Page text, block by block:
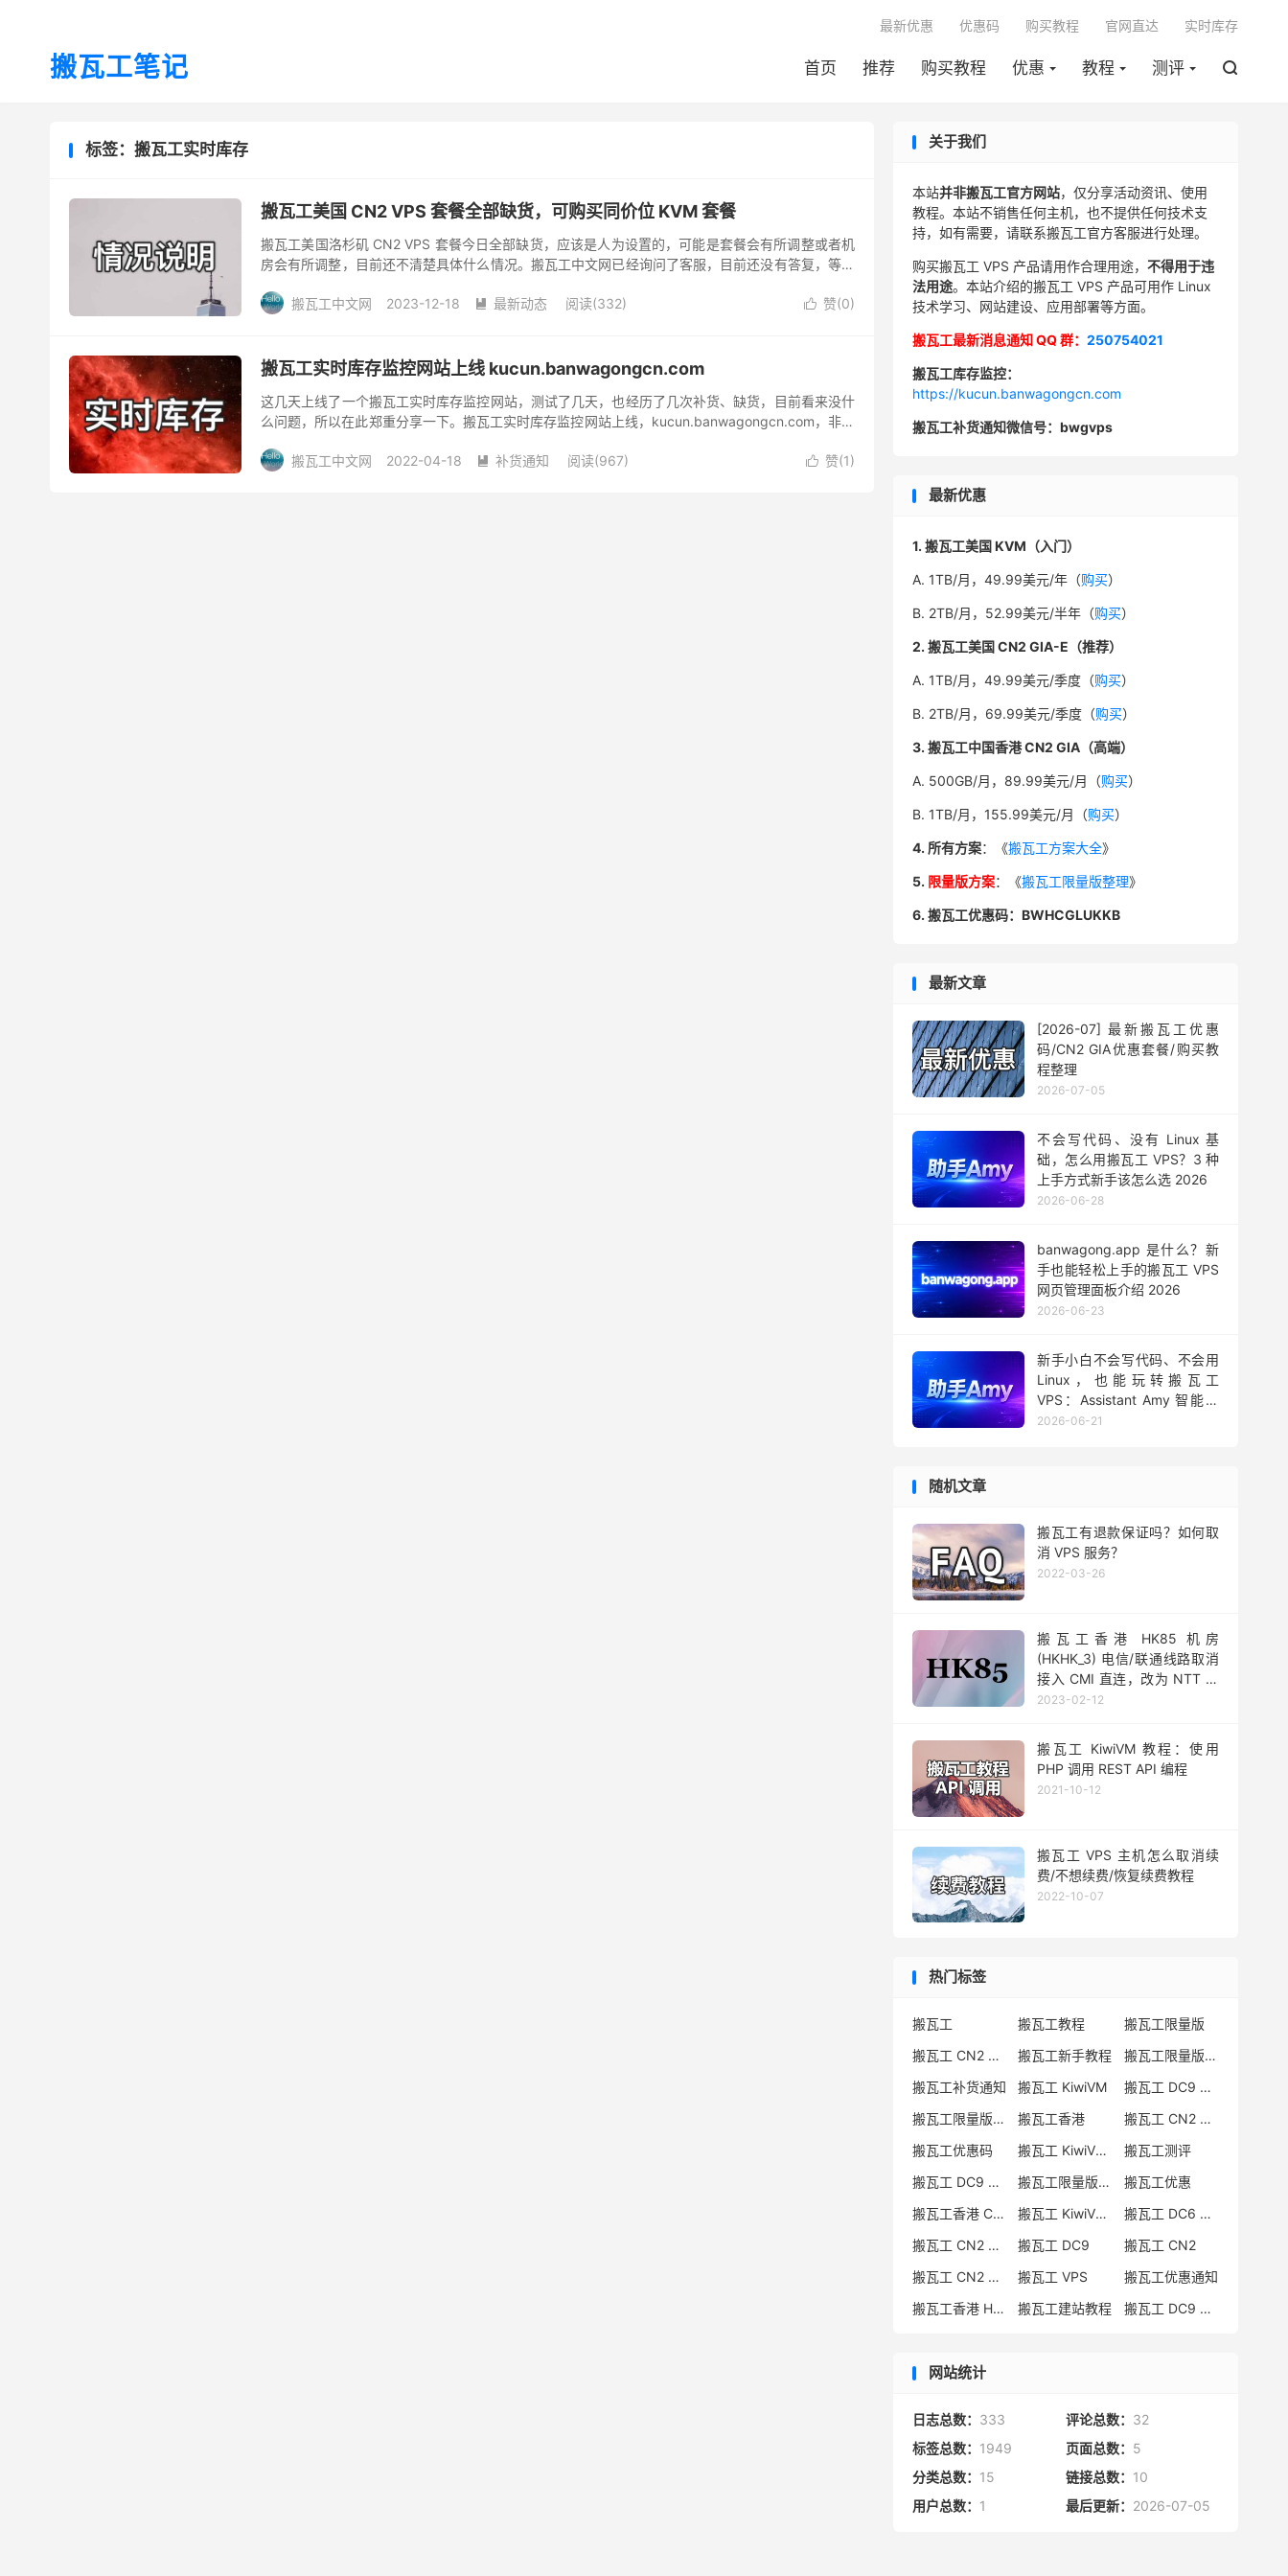
搬瓦工笔记 首页 推荐 购买教程 优惠 教程 测评 
最新优惠 优惠码 购买教程 官网直达 实时库存
标签：搬瓦工实时库存
搬瓦工美国 CN2 VPS 套餐全部缺货，可购买同价位 KVM 套餐
搬瓦工美国洛杉矶 CN2 VPS 套餐今日全部缺货，应该是人为设置的，可能是套餐会有所调整或者机
房会有所调整，目前还不清楚具体什么情况。搬瓦工中文网已经询问了客服，目前还没有答复，等有
搬瓦工中文网
2023-12-18  最新动态 阅读(332)  赞(0)
搬瓦工实时库存监控网站上线 kucun.banwagongcn.com
这几天上线了一个搬瓦工实时库存监控网站，测试了几天，也经历了几次补货、缺货，目前看来没什
么问题，所以在此郑重分享一下。搬瓦工实时库存监控网站上线，kucun.banwagongcn.com，非常
搬瓦工中文网
2022-04-18  补货通知 阅读(967)  赞(1)
关于我们
本站并非搬瓦工官方网站，仅分享活动资讯、使用
教程。本站不销售任何主机，也不提供任何技术支
持，如有需要，请联系搬瓦工官方客服进行处理。
购买搬瓦工 VPS 产品请用作合理用途， 不得用于违
法用途。本站介绍的搬瓦工 VPS 产品可用作 Linux
技术学习、网站建设、应用部署等方面。
搬瓦工最新消息通知 QQ 群： 250754021
搬瓦工库存监控：
https://kucun.banwagongcn.com
搬瓦工补货通知微信号：bwgvps
最新优惠
1. 搬瓦工美国 KVM（入门）
A. 1TB/月，49.99美元/年（购买）
B. 2TB/月，52.99美元/半年（购买）
2. 搬瓦工美国 CN2 GIA-E（推荐）
A. 1TB/月，49.99美元/季度（购买）
B. 2TB/月，69.99美元/季度（购买）
3. 搬瓦工中国香港 CN2 GIA（高端）
A. 500GB/月，89.99美元/月（购买）
B. 1TB/月，155.99美元/月（购买）
4. 所有方案：《搬瓦工方案大全》
5. 限量版方案：《搬瓦工限量版整理》
6. 搬瓦工优惠码：BWHCGLUKKB
最新文章
[2026-07] 最新搬瓦工优惠
码/CN2 GIA优惠套餐/购买教
程整理
2026-07-05
不会写代码、没有 Linux 基
础，怎么用搬瓦工 VPS？3 种
上手方式新手该怎么选 2026
2026-06-28
banwagong.app 是什么？新
手也能轻松上手的搬瓦工 VPS
网页管理面板介绍 2026
2026-06-23
新手小白不会写代码、不会用
Linux，也能玩转搬瓦工
VPS：Assistant Amy 智能助
手用法 2026
2026-06-21
随机文章
搬瓦工有退款保证吗？如何取
消 VPS 服务？
2022-03-26
搬瓦工香港 HK85 机房
(HKHK_3) 电信/联通线路取消
接入 CMI 直连，改为 NTT 绕
路
2023-02-12
搬瓦工 KiwiVM 教程：使用
PHP 调用 REST API 编程
2021-10-12
搬瓦工 VPS 主机怎么取消续
费/不想续费/恢复续费教程
2022-10-07
热门标签
搬瓦工 搬瓦工教程
搬瓦工限量版
搬瓦工 CN2 GIA
搬瓦工新手教程
搬瓦工限量版套餐
搬瓦工补货通知
搬瓦工 KiwiVM
搬瓦工 DC9 CN2 GIA
搬瓦工限量版补货
搬瓦工香港
搬瓦工 CN2 GIA-E
搬瓦工优惠码
搬瓦工 KiwiVM 教程
搬瓦工测评
搬瓦工 DC9 CN2 GIA 限量版
搬瓦工限量版补货通知
搬瓦工优惠
搬瓦工香港 CN2 GIA
搬瓦工 KiwiVM 控制面板
搬瓦工 DC6 CN2 GIA-E
搬瓦工 CN2 GIA-E 限量版
搬瓦工 DC9
搬瓦工 CN2
搬瓦工 CN2 GIA 限量版
搬瓦工 VPS
搬瓦工优惠通知
搬瓦工香港 HK85
搬瓦工建站教程 搬瓦工 DC9 限量版
网站统计
日志总数： 333 评论总数： 32
标签总数： 1949 页面总数： 5
分类总数： 15 链接总数： 10
用户总数： 1 最后更新： 2026-07-05